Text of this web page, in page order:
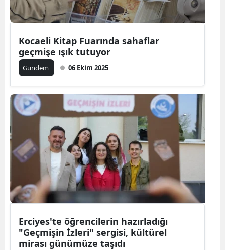
Kocaeli Kitap Fuarında sahaflar
geçmişe ışık tutuyor
Gündem 06 Ekim 2025
Erciyes'te öğrencilerin hazırladığı
"Geçmişin İzleri" sergisi, kültürel
mirası günümüze taşıdı